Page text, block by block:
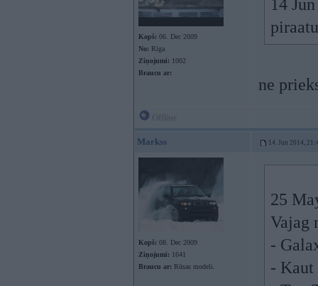
Kopš: 06. Dec 2009
No: Rīga
Ziņojumi: 1002
Braucu ar:
14
ne
Markss 14. Jun 2014,
Kopš: 08. Dec 2009
Ziņojumi: 1641
Braucu ar: Rūsas modeli.
25
Vajag
-
- Kaut